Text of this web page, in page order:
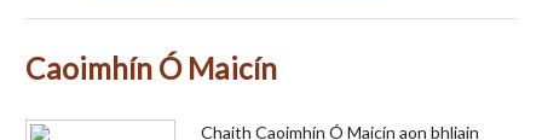
Caoimhín Ó Maicín
Chaith Caoimhín Ó Maicín aon bhliain